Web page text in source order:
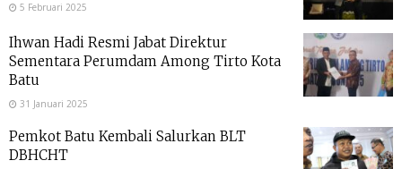
5 Februari 2025
Ihwan Hadi Resmi Jabat Direktur
Sementara Perumdam Among Tirto Kota
Batu
31 Januari 2025
Pemkot Batu Kembali Salurkan BLT
DBHCHT